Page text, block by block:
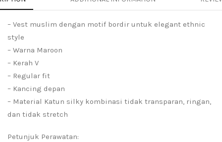
– Vest muslim dengan motif bordir untuk elegant ethnic
style
– Warna Maroon
– Kerah V
– Regular fit
– Kancing depan
– Material Katun silky kombinasi tidak transparan, ringan,
dan tidak stretch
Petunjuk Perawatan: